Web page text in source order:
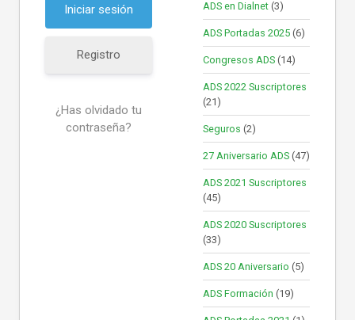
Registro
¿Has olvidado tu
contraseña?
ADS en Dialnet (3)
ADS Portadas 2025 (6)
Congresos ADS (14)
ADS 2022 Suscriptores
(21)
Seguros (2)
27 Aniversario ADS (47)
ADS 2021 Suscriptores
(45)
ADS 2020 Suscriptores
(33)
ADS 20 Aniversario (5)
ADS Formación (19)